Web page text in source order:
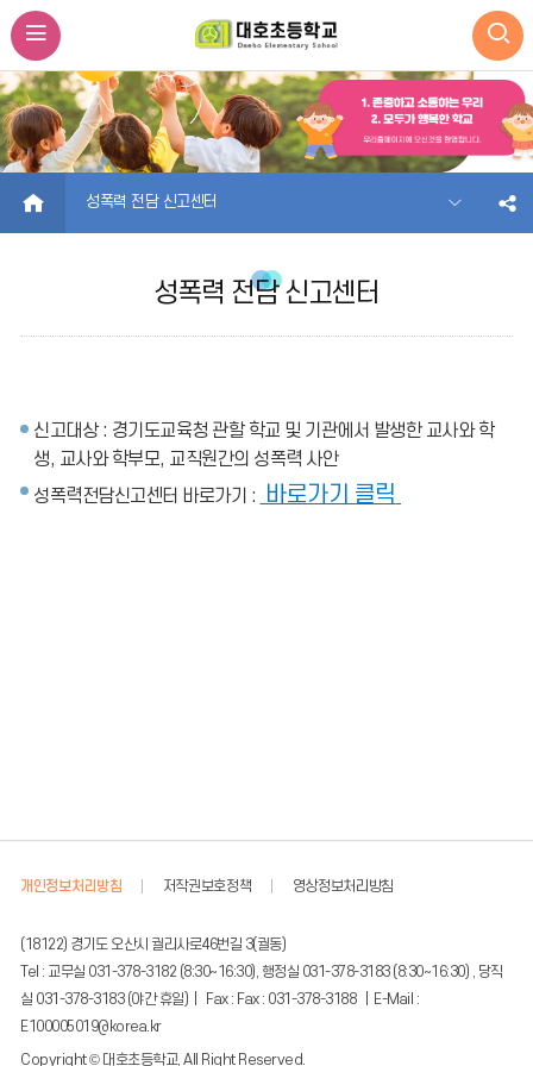
HOME 성폭력 전담 신고센터
성폭력 전담 신고센터
신고대상 : 경기도교육청 관할 학교 및 기관에서 발생한 교사와 학
생, 교사와 학부모, 교직원간의 성폭력 사안
성폭력전담신고센터 바로가기 :
바로가기 클릭
개인정보처리방침 저작권보호정책 영상정보처리방침
(18122) 경기도 오산시 궐리사로46번길 3(궐동)
Tel : 교무실 031-378-3182 (8:30~16:30), 행정실 031-378-3183 (8:30~16:30) , 당직
실 031-378-3183 (야간 휴일) | Fax : Fax : 031-378-3188 | E-Mail :
E100005019@korea.kr
Copyright © 대호초등학교, All Right Reserved.